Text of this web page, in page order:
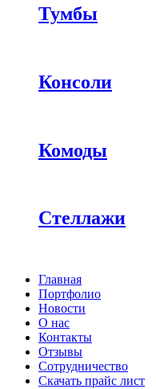
Тумбы
Консоли
Комоды
Стеллажи
Главная
Портфолио
Новости
О нас
Контакты
Отзывы
Сотрудничество
Скачать прайс лист